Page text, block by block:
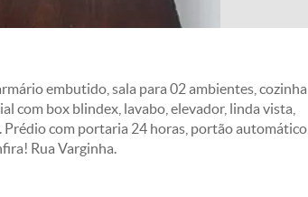
embutido, sala para 02 ambientes, cozinha
com box blindex, lavabo, elevador, linda vista,
Prédio com portaria 24 horas, portão automático,
Rua Varginha.